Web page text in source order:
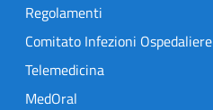
Regolamenti
Comitato Infezioni Ospedaliere
Telemedicina
MedOral